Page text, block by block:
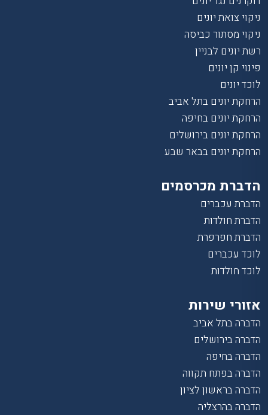
ניקוי צואת יונים
ניקוי מסתור כביסה
רשת יונים לבניין
פינוי קן יונים
לוכד יונים
הרחקת יונים בתל אביב
הרחקת יונים בחיפה
הרחקת יונים בירושלים
הרחקת יונים בבאר שבע
הדברת מכרסמים
הדברת עכברים
הדברת חולדות
הדברת חפרפרת
לוכד עכברים
לוכד חולדות
אזורי שירות
הדברה בתל אביב
הדברה בירושלים
הדברה בחיפה
הדברה בפתח תקווה
הדברה בראשון לציון
הדברה בהרצליה